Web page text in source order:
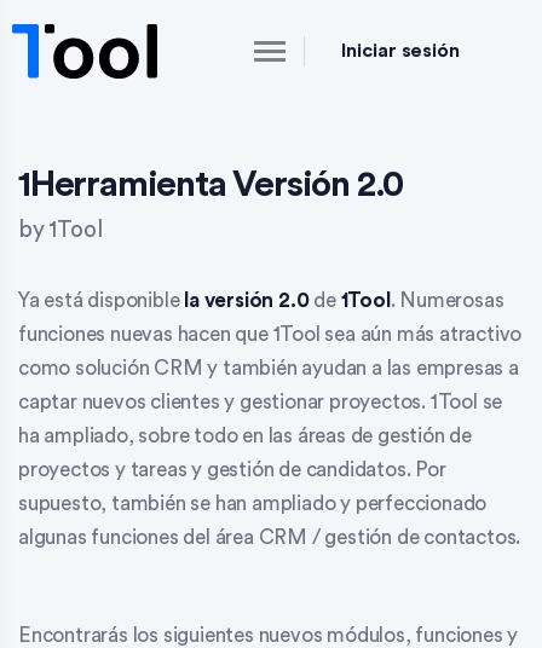
Iniciar sesión
1Herramienta Versión 2.0
by1Tool
Ya está disponible la versión 2.0 de 1Tool . Numerosas
funciones nuevas hacen que 1Tool sea aún más atractivo
como solución CRM y también ayudan a las empresas a
captar nuevos clientes y gestionar proyectos. 1Tool se
ha ampliado, sobre todo en las áreas de gestión de
proyectos y tareas y gestión de candidatos. Por
supuesto, también se han ampliado y perfeccionado
algunas funciones del área CRM / gestión de contactos.
Encontrarás los siguientes nuevos módulos, funciones y